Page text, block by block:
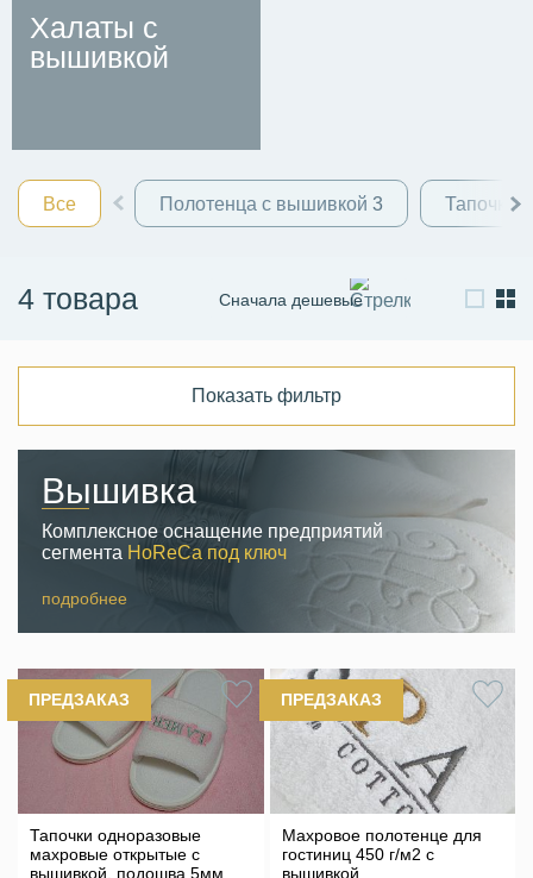
Халаты с
вышивкой
Все Полотенца с вышивкой 3 Тапочки
4 товара
Сначала дешевые
Показать фильтр
Вышивка
Комплексное оснащение предприятий
сегмента HoReCa под ключ
подробнее
ПРЕДЗАКАЗ
Тапочки одноразовые
махровые открытые с
вышивкой, подошва 5мм
ПРЕДЗАКАЗ
Махровое полотенце для
гостиниц 450 г/м2 с
вышивкой